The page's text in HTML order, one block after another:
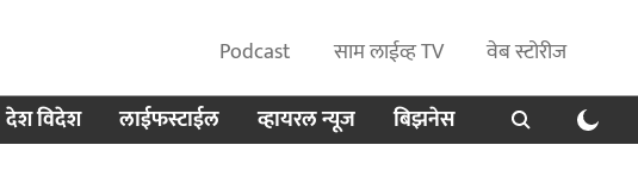
Podcast साम लाईव्ह TV
वेब स्टोरीज
देश विदेश लाईफस्टाईल व्हायरल न्यूज बिझनेस